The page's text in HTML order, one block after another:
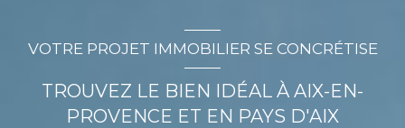
VOTRE PROJET IMMOBILIER SE CONCRÉTISE
TROUVEZ LE BIEN IDÉAL À AIX-EN-
PROVENCE ET EN PAYS D'AIX